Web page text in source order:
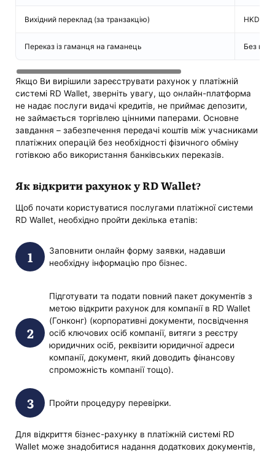
Вихідний переклад (за транзакцію) HKD
Переказ із гаманця на гаманець Без
Якщо Ви вирішили зареєструвати рахунок у платіжній
системі RD Wallet, зверніть увагу, що онлайн-платформа
не надає послуги видачі кредитів, не приймає депозити,
не займається торгівлею цінними паперами. Основне
завдання – забезпечення передачі коштів між учасниками
платіжних операцій без необхідності фізичного обміну
готівкою або використання банківських переказів.
Як відкрити рахунок у RD Wallet?
Щоб почати користуватися послугами платіжної системи
RD Wallet, необхідно пройти декілька етапів:
Заповнити онлайн форму заявки, надавши
необхідну інформацію про бізнес.
Підготувати та подати повний пакет документів з
метою відкрити рахунок для компанії в RD Wallet
(Гонконг) (корпоративні документи, посвідчення
осіб ключових осіб компанії, витяги з реєстру
юридичних осіб, реквізити юридичної адреси
компанії, документ, який доводить фінансову
спроможність компанії тощо).
Пройти процедуру перевірки.
Для відкриття бізнес-рахунку в платіжній системі RD
Wallet може знадобитися надання додаткових документів,